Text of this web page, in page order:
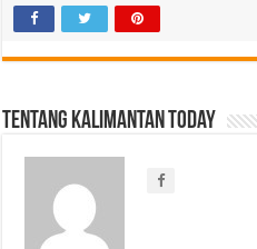
Tentang Kalimantan Today